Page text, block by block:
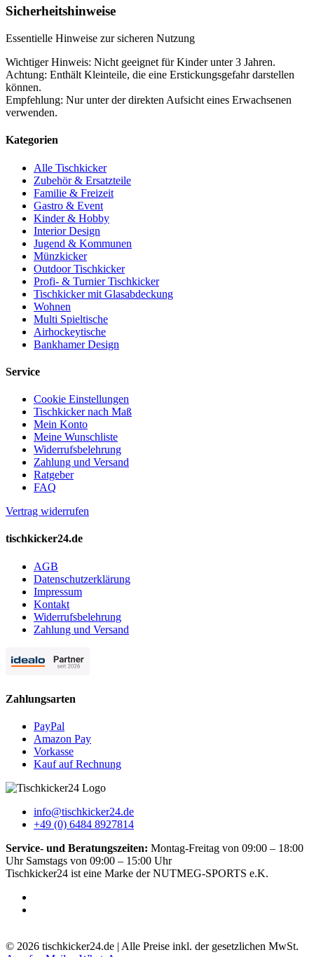
Sicherheitshinweise
Essentielle Hinweise zur sicheren Nutzung
Wichtiger Hinweis: Nicht geeignet für Kinder unter 3 Jahren.
Achtung: Enthält Kleinteile, die eine Erstickungsgefahr darstellen
können.
Empfehlung: Nur unter der direkten Aufsicht eines Erwachsenen
verwenden.
Kategorien
Alle Tischkicker
Zubehör & Ersatzteile
Familie & Freizeit
Gastro & Event
Kinder & Hobby
Interior Design
Jugend & Kommunen
Münzkicker
Outdoor Tischkicker
Profi- & Turnier Tischkicker
Tischkicker mit Glasabdeckung
Wohnen
Multi Spieltische
Airhockeytische
Bankhamer Design
Service
Cookie Einstellungen
Tischkicker nach Maß
Mein Konto
Meine Wunschliste
Widerrufsbelehrung
Zahlung und Versand
Ratgeber
FAQ
Vertrag widerrufen
tischkicker24.de
AGB
Datenschutzerklärung
Impressum
Kontakt
Widerrufsbelehrung
Zahlung und Versand
Zahlungsarten
PayPal
Amazon Pay
Vorkasse
Kauf auf Rechnung
info@tischkicker24.de
+49 (0) 6484 8927814
Service- und Beratungszeiten: Montag-Freitag von 09:00 – 18:00
Uhr Samstags von 09:00 – 15:00 Uhr
Tischkicker24 ist eine Marke der NUTMEG-SPORTS e.K.
© 2026 tischkicker24.de | Alle Preise inkl. der gesetzlichen MwSt.